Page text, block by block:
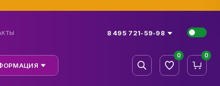
8 495 721-59-98
0 0